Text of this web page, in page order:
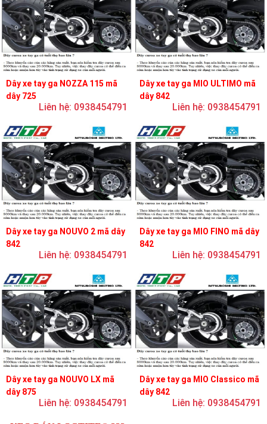
Dây xe tay ga NOZZA 115 mã
dây 725
Liên hệ: 0938454791
Dây xe tay ga MIO ULTIMO mã
dây 842
Liên hệ: 0938454791
Dây xe tay ga NOUVO 2 mã dây
842
Liên hệ: 0938454791
Dây xe tay ga MIO FINO mã dây
842
Liên hệ: 0938454791
Dây xe tay ga NOUVO LX mã
dây 875
Liên hệ: 0938454791
Dây xe tay ga MIO Classico mã
dây 842
Liên hệ: 0938454791